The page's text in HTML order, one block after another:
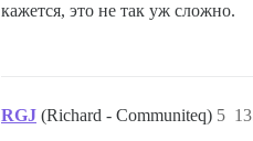
кажется, это не так уж сложно.
RGJ (Richard - Communiteq) 5